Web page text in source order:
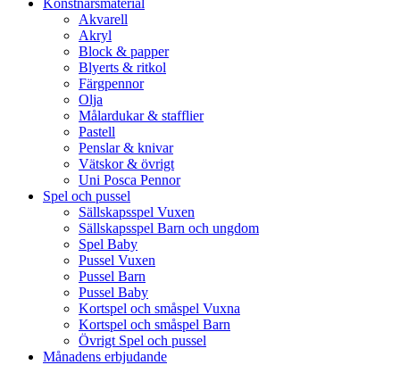
Konstnärsmaterial
Akvarell
Akryl
Block & papper
Blyerts & ritkol
Färgpennor
Olja
Målardukar & stafflier
Pastell
Penslar & knivar
Vätskor & övrigt
Uni Posca Pennor
Spel och pussel
Sällskapsspel Vuxen
Sällskapsspel Barn och ungdom
Spel Baby
Pussel Vuxen
Pussel Barn
Pussel Baby
Kortspel och småspel Vuxna
Kortspel och småspel Barn
Övrigt Spel och pussel
Månadens erbjudande